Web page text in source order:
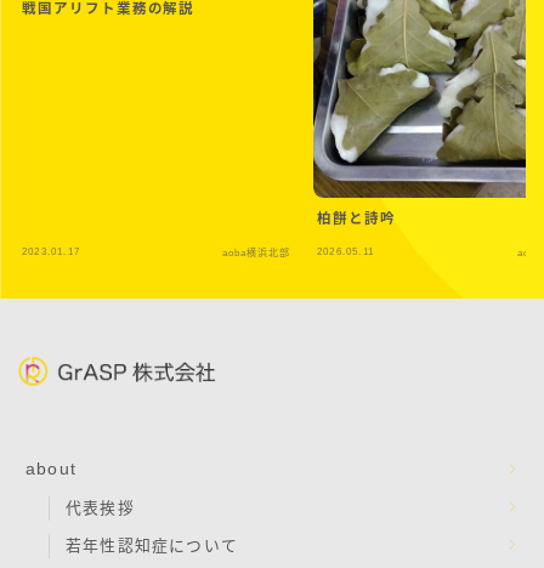
戦国アリフト業務の解説
2023.01.17 aoba横浜北部
柏餅と詩吟
2026.05.11 aoba
about
代表挨拶
若年性認知症について